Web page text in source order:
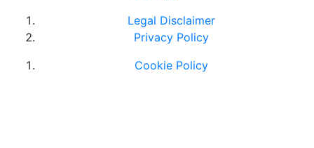
Legal Disclaimer
Privacy Policy
Cookie Policy